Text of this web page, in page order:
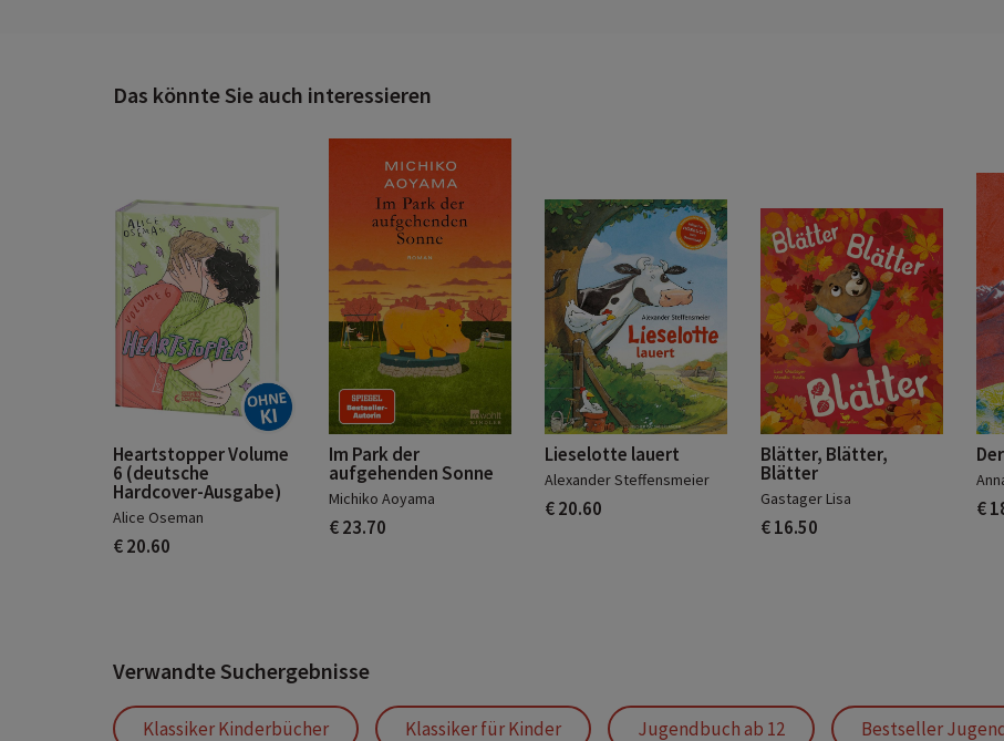
Das könnte Sie auch interessieren
Heartstopper Volume
6 (deutsche
Hardcover-Ausgabe)
Alice Oseman
€ 20.60
Im Park der
aufgehenden Sonne
Michiko Aoyama
€ 23.70
Lieselotte lauert
Alexander Steffensmeier
€ 20.60
Blätter, Blätter,
Blätter
Gastager Lisa
€ 16.50
€
Verwandte Suchergebnisse
Klassiker Kinderbücher Klassiker für Kinder Jugendbuch ab 12 Bestseller